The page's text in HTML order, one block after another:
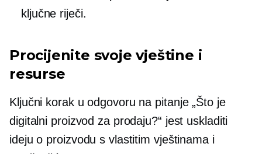
ključne riječi.
Procijenite svoje vještine i
resurse
Ključni korak u odgovoru na pitanje „Što je
digitalni proizvod za prodaju?“ jest uskladiti
ideju o proizvodu s vlastitim vještinama i